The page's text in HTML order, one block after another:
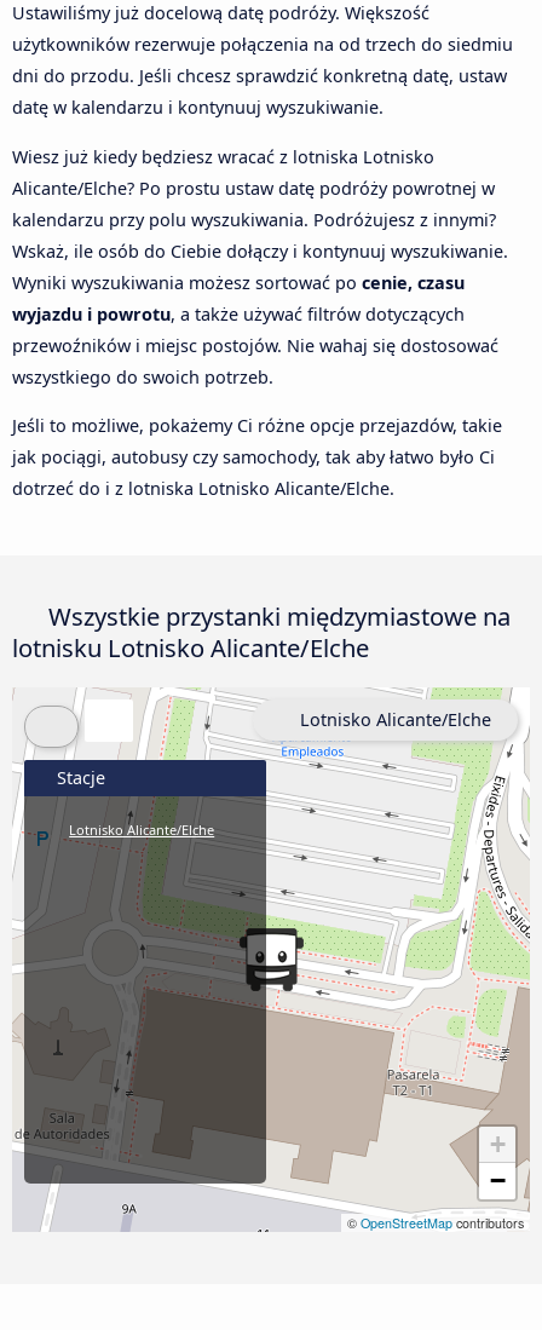
Ustawiliśmy już docelową datę podróży. Większość
użytkowników rezerwuje połączenia na od trzech do siedmiu
dni do przodu. Jeśli chcesz sprawdzić konkretną datę, ustaw
datę w kalendarzu i kontynuuj wyszukiwanie.
Wiesz już kiedy będziesz wracać z lotniska Lotnisko
Alicante/Elche? Po prostu ustaw datę podróży powrotnej w
kalendarzu przy polu wyszukiwania. Podróżujesz z innymi?
Wskaż, ile osób do Ciebie dołączy i kontynuuj wyszukiwanie.
Wyniki wyszukiwania możesz sortować po cenie, czasu
wyjazdu i powrotu, a także używać filtrów dotyczących
przewoźników i miejsc postojów. Nie wahaj się dostosować
wszystkiego do swoich potrzeb.
Jeśli to możliwe, pokażemy Ci różne opcje przejazdów, takie
jak pociągi, autobusy czy samochody, tak aby łatwo było Ci
dotrzeć do i z lotniska Lotnisko Alicante/Elche.
Wszystkie przystanki międzymiastowe na
lotnisku Lotnisko Alicante/Elche
+
−
© OpenStreetMap contributors
Stacje
Lotnisko Alicante/Elche
Lotnisko Alicante/Elche